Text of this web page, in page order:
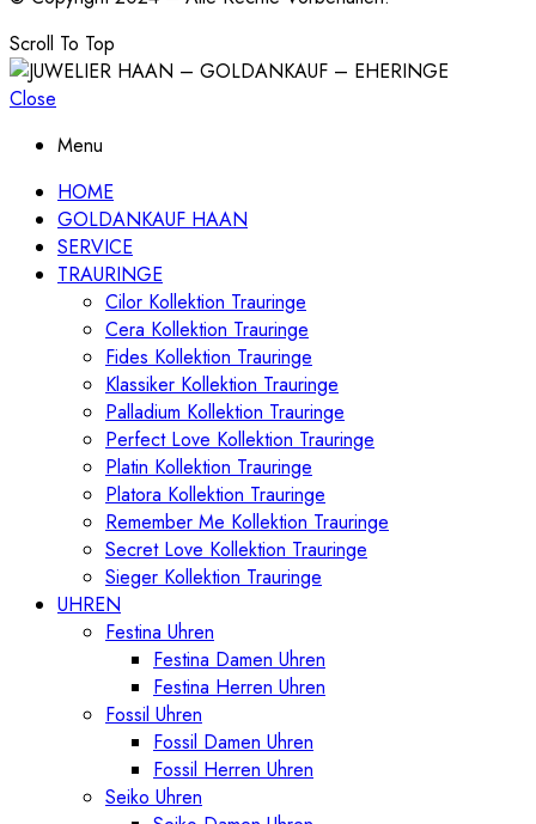
Scroll To Top
Close
Menu
HOME
GOLDANKAUF HAAN
SERVICE
TRAURINGE
Cilor Kollektion Trauringe
Cera Kollektion Trauringe
Fides Kollektion Trauringe
Klassiker Kollektion Trauringe
Palladium Kollektion Trauringe
Perfect Love Kollektion Trauringe
Platin Kollektion Trauringe
Platora Kollektion Trauringe
Remember Me Kollektion Trauringe
Secret Love Kollektion Trauringe
Sieger Kollektion Trauringe
UHREN
Festina Uhren
Festina Damen Uhren
Festina Herren Uhren
Fossil Uhren
Fossil Damen Uhren
Fossil Herren Uhren
Seiko Uhren